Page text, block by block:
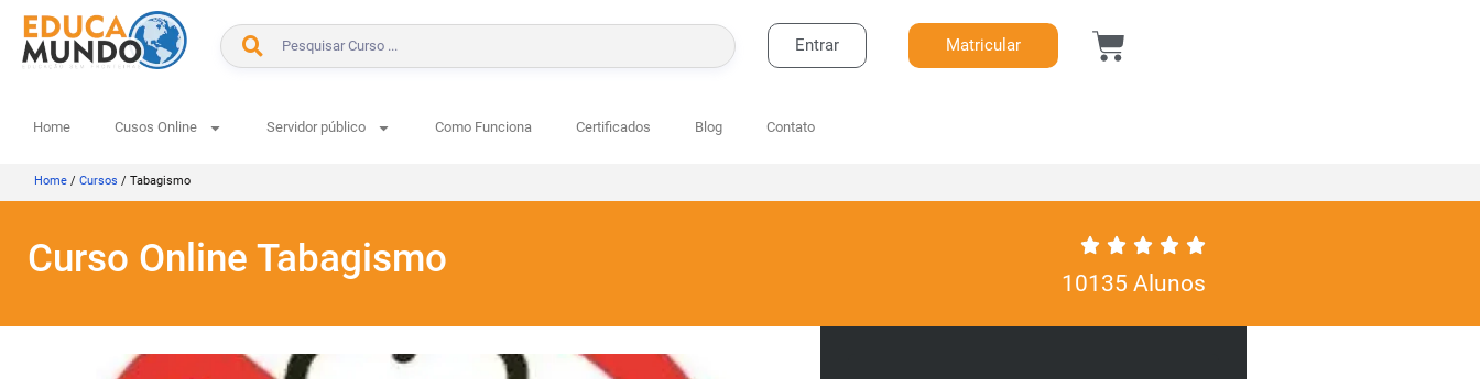
BUSCAR Entrar Matricular
Home Cusos Online Servidor público Como Funciona Certificados Blog Contato
Home / Cursos / Tabagismo
Curso Online Tabagismo
10135 Alunos